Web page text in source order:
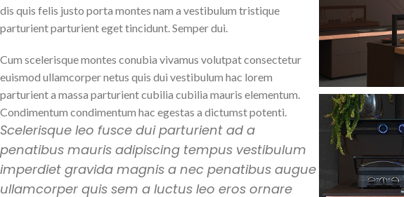
dis quis felis justo porta montes nam a vestibulum tristique
parturient parturient eget tincidunt. Semper dui.
Cum scelerisque montes conubia vivamus volutpat consectetur
euismod ullamcorper netus quis dui vestibulum hac lorem
parturient a massa parturient cubilia cubilia mauris elementum.
Condimentum condimentum hac egestas a dictumst potenti.
Scelerisque leo fusce dui parturient ad a
penatibus mauris adipiscing tempus vestibulum
imperdiet gravida magnis a nec penatibus augue
ullamcorper quis sem a luctus leo eros ornare